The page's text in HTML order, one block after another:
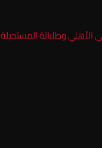
وطلباتة المستحيلة